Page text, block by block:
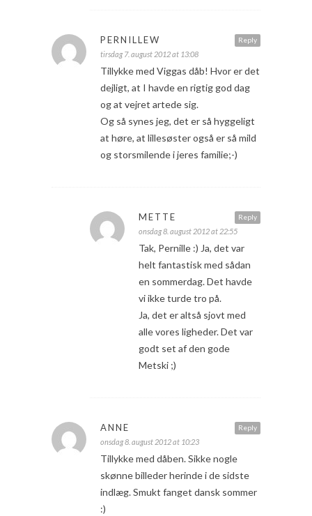
Reply
PERNILLEW
tirsdag 7. august 2012 at 13:08
Tillykke med Viggas dåb! Hvor er det
dejligt, at I havde en rigtig god dag
og at vejret artede sig.
Og så synes jeg, det er så hyggeligt
at høre, at lillesøster også er så mild
og storsmilende i jeres familie;-)
Reply
METTE
onsdag 8. august 2012 at 22:55
Tak, Pernille :) Ja, det var
helt fantastisk med sådan
en sommerdag. Det havde
vi ikke turde tro på.
Ja, det er altså sjovt med
alle vores ligheder. Det var
godt set af den gode
Metski ;)
Reply
ANNE
onsdag 8. august 2012 at 10:23
Tillykke med dåben. Sikke nogle
skønne billeder herinde i de sidste
indlæg. Smukt fanget dansk sommer
:)